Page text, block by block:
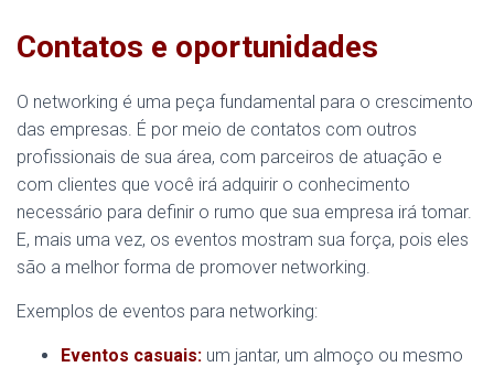
Contatos e oportunidades
O networking é uma peça fundamental para o crescimento
das empresas. É por meio de contatos com outros
profissionais de sua área, com parceiros de atuação e
com clientes que você irá adquirir o conhecimento
necessário para definir o rumo que sua empresa irá tomar.
E, mais uma vez, os eventos mostram sua força, pois eles
são a melhor forma de promover networking.
Exemplos de eventos para networking:
Eventos casuais: um jantar, um almoço ou mesmo